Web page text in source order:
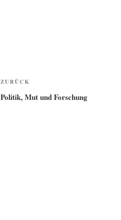
Beitragsnavigation
Vorheriger
Beitrag
ZURÜCK
Politik, Mut und Forschung